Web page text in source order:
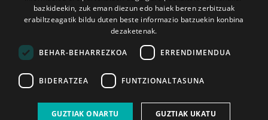
2026ko eka. 1a 2026ko mar. 1a
bazkideekin, zuk eman diezun edo haiek beren zerbitzuak
erabiltzeagatik bildu duten beste informazio batzuekin konbina
dezaketenak.
BEHAR-BEHARREZKOA ERRENDIMENDUA
BIDERATZEA FUNTZIONALTASUNA
GUZTIAK ONARTU GUZTIAK UKATU